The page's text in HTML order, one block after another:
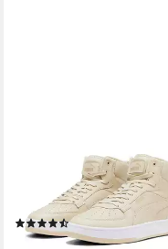
Winterboots knöchelhoch,
profilierte Gummilaufsohle,
weiches Textilfutter
(15)
ab 40,99 € UVP74,95 €